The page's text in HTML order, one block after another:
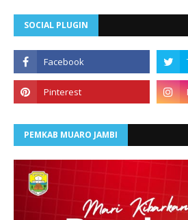
SOCIAL PLUGIN
PEMKAB MUARO JAMBI